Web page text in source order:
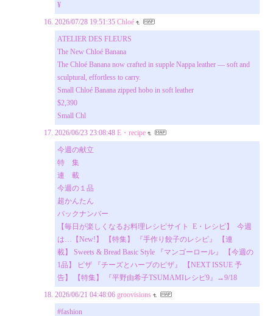
¥
2026/07/28 19:51:35 Chloé
ATELIER DES FLEURS
The New Chloé Banana
The Chloé Banana now crafted in supple Nappa leather — soft and
sculptural, effortless to carry.
Small Chloé Banana zipped hobo in soft leather
$2,390
Small Chl
2026/06/23 23:08:48 E・recipe
今週の献立
特 集
連 載
今週の１品
超かんたん
バックナンバー
【毎日が楽しくなるお料理レシピサイト E・レシピ】 今週
は…【New!】 【特集】 『手作り餃子のレシピ』 【連
載】 Sweets & Bread Basic Style 『マンゴーロール』 【今週の
1品】 ピザ 『チーズとハーブのピザ』 【NEXT ISSUE 予
告】 【特集】 『平野由希子TSUMAMIレシピ9』→9/18
2026/06/21 04:48:06 groovisions
#fashion